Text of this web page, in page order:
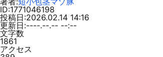
ID:1771046198
投稿日:2026.02.14 14:16
更新日:----.--.-- --:--
文字数
1861
アクセス